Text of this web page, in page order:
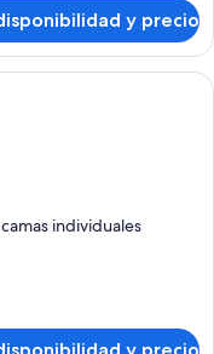
y precio
de hotel con dos camas,
individuales